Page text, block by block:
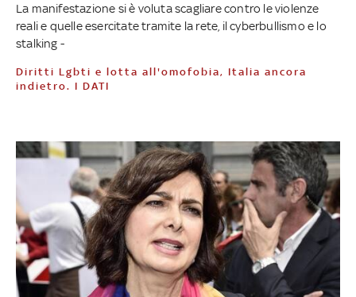
La manifestazione si è voluta scagliare contro le violenze
reali e quelle esercitate tramite la rete, il cyberbullismo e lo
stalking -
Diritti Lgbti e lotta all'omofobia, Italia ancora
indietro. I DATI